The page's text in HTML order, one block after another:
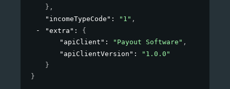
} ,
"incomeTypeCode" : "1" ,
"extra" : {
"apiClient" : "Payout Software" ,
"apiClientVersion" :
"1.0.0"
}
}